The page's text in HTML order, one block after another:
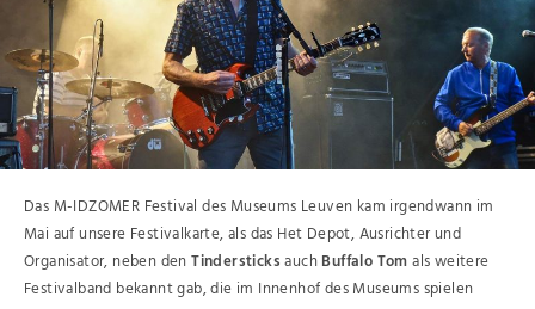
Das M-IDZOMER Festival des Museums Leuven kam irgendwann im
Mai auf unsere Festivalkarte, als das Het Depot, Ausrichter und
Organisator, neben denTindersticksauchBuffalo Tomals weitere
Festivalband bekannt gab, die im Innenhof des Museums spielen